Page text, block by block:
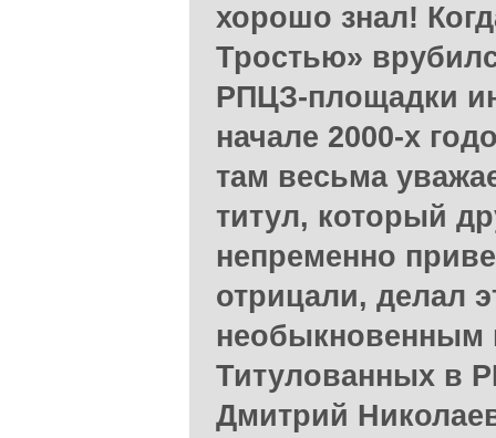
хорошо знал!
Тростью»
РПЦЗ-площадки
начале 2000-х
там весьма
титул, который
непременно
отрицали, делал
необыкновенным
Титулованных в
Дмитрий